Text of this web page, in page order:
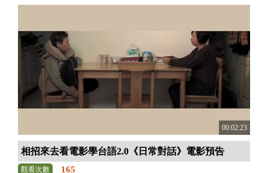
00:02:23
相招來去看電影學台語2.0《日常對話》電影預告
觀看次數 165